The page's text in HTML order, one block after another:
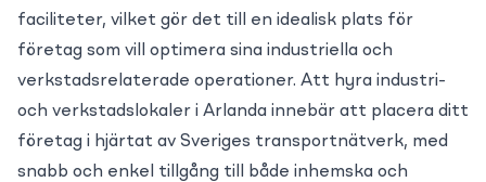
faciliteter, vilket gör det till en idealisk plats för
företag som vill optimera sina industriella och
verkstadsrelaterade operationer. Att hyra industri-
och verkstadslokaler i Arlanda innebär att placera ditt
företag i hjärtat av Sveriges transportnätverk, med
snabb och enkel tillgång till både inhemska och